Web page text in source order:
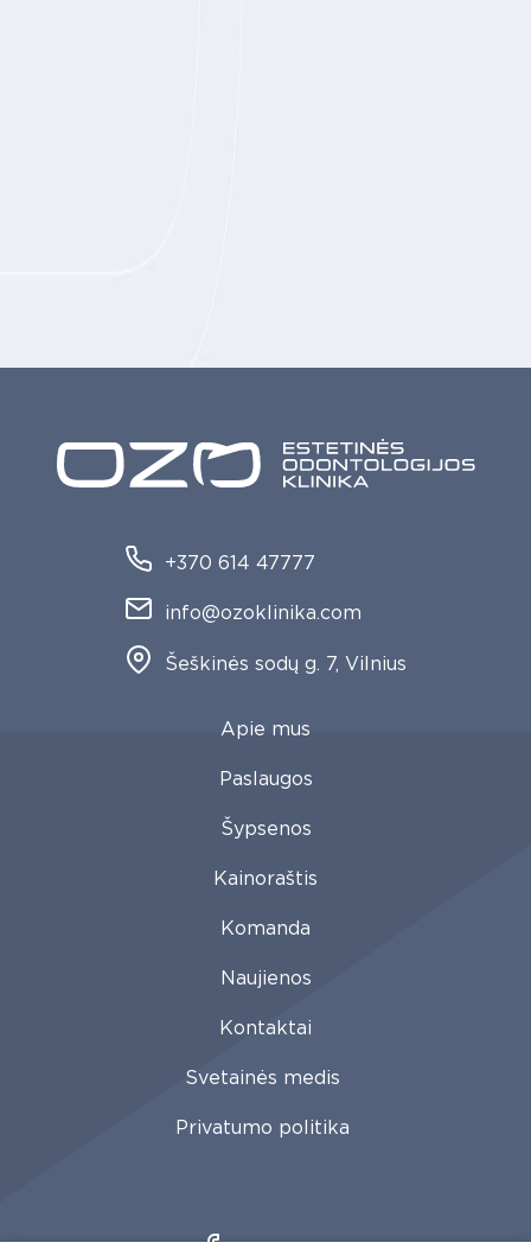
+370 614 47777
info@ozoklinika.com
Šeškinės sodų g. 7, Vilnius
Apie mus
Paslaugos
Šypsenos
Kainoraštis
Komanda
Naujienos
Kontaktai
Svetainės medis
Privatumo politika